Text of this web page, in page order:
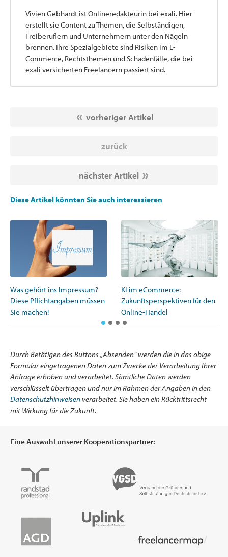
Vivien Gebhardt ist Onlineredakteurin bei exali. Hier
erstellt sie Content zu Themen, die Selbständigen,
Freiberuflern und Unternehmern unter den Nägeln
brennen. Ihre Spezialgebiete sind Risiken im E-
Commerce, Rechtsthemen und Schadenfälle, die bei
exali versicherten Freelancern passiert sind.
vorheriger Artikel
zurück
nächster Artikel
Diese Artikel könnten Sie auch interessieren
Was gehört ins Impressum?
Diese Pflichtangaben müssen
Sie machen!
KI im eCommerce:
Zukunftsperspektiven für den
Online-Handel
Durch Betätigen des Buttons „Absenden“ werden die in das obige
Formular eingetragenen Daten zum Zwecke der Verarbeitung Ihrer
Anfrage erhoben und verarbeitet. Sämtliche Daten werden
verschlüsselt übertragen und nur im Rahmen der Angaben in den
Datenschutzhinweisenverarbeitet. Sie haben ein Rücktrittsrecht
mit Wirkung für die Zukunft.
Eine Auswahl unserer Kooperationspartner: